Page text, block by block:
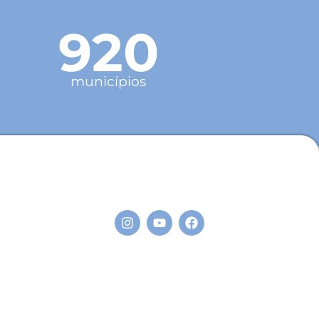
920
municípios